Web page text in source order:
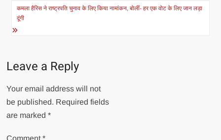
कमला हैरिस ने राष्ट्रपति चुनाव के लिए किया नामांकन, बोलीं- हर एक वोट के लिए जान लड़ा
दूंगी
Leave a Reply
Your email address will not
be published. Required fields
are marked*
Comment*